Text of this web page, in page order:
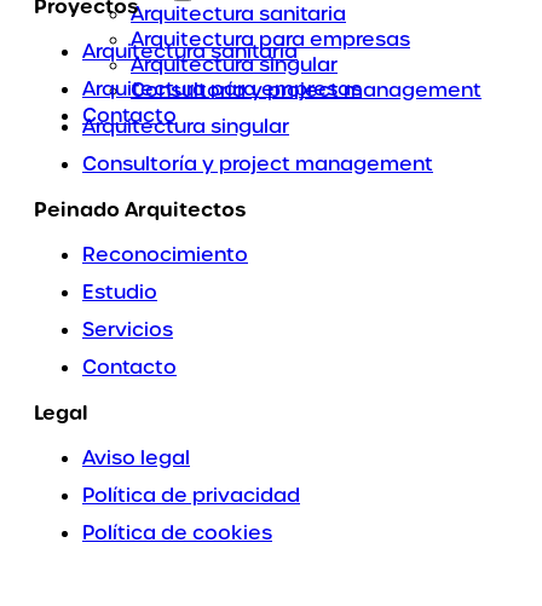
Arquitectura sanitaria
Arquitectura para empresas
Arquitectura singular
Consultoría y project management
Contacto
Proyectos
Arquitectura sanitaria
Arquitectura para empresas
Arquitectura singular
Consultoría y project management
Peinado Arquitectos
Reconocimiento
Estudio
Servicios
Contacto
Legal
Aviso legal
Política de privacidad
Política de cookies